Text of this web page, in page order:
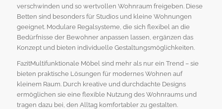
verschwinden und so wertvollen Wohnraum freigeben. Diese
Betten sind besonders für Studios und kleine Wohnungen
geeignet. Modulare Regalsysteme, die sich flexibel an die
Bedürfnisse der Bewohner anpassen lassen, ergänzen das
Konzept und bieten individuelle Gestaltungsmöglichkeiten.
FazitMultifunktionale Möbel sind mehr als nur ein Trend – sie
bieten praktische Lösungen für modernes Wohnen auf
kleinem Raum. Durch kreative und durchdachte Designs
ermöglichen sie eine flexible Nutzung des Wohnraums und
tragen dazu bei, den Alltag komfortabler zu gestalten.